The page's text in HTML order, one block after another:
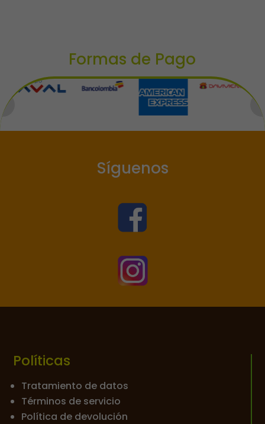
Formas de Pago
Síguenos


Políticas
Tratamiento de datos
Términos de servicio
Política de devolución